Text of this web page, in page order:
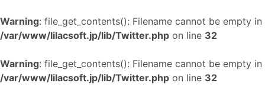
Warning: file_get_contents(): Filename cannot be empty in
/var/www/lilacsoft.jp/lib/Twitter.php on line 32
Warning: file_get_contents(): Filename cannot be empty in
/var/www/lilacsoft.jp/lib/Twitter.php on line 32